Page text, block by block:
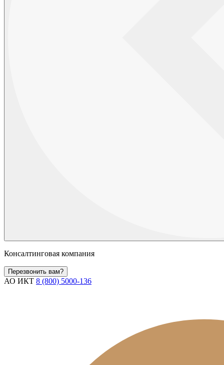
Консалтинговая компания
Перезвонить вам?
АО ИКТ 8 (800) 5000-136